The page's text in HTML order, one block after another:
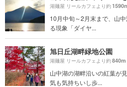
湖麺屋 リールカフェより約
10月中旬～2月末まで、山
る現象「ダイヤ...
旭日丘湖畔緑地公園
湖麺屋 リールカフェより約840m
山中湖の湖畔沿いの紅葉が
気も気持ちいし歩...